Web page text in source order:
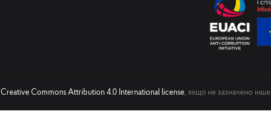
Creative Commons Attribution 4.0 International license, якщо не зазначено інше